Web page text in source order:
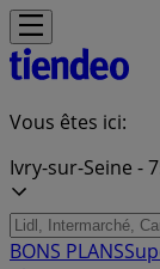
Vous êtes ici:
Ivry-sur-Seine -
BONS PLANS